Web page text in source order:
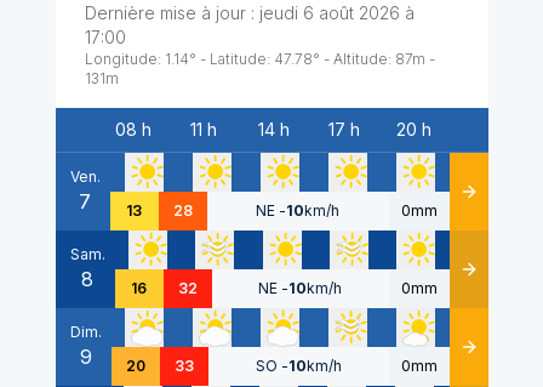
Dernière mise à jour : jeudi 6 août 2026 à
17:00
Longitude: 1.14° - Latitude: 47.78° - Altitude: 87m -
131m
Date
08 h 11 h 14 h 17 h 20 h
Ven.
7 13 28 NE -10km/h 0mm Détails
Sam.
8 16 32 NE -10km/h 0mm Détails
Dim.
9 20 33 SO -10km/h 0mm Détails